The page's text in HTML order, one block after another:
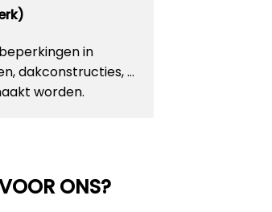
in
dakconstructies, …
worden.
ONS?